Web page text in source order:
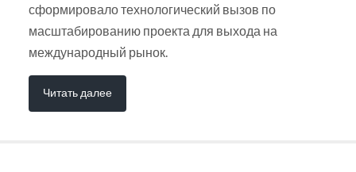
сформировало технологический вызов по
масштабированию проекта для выхода на
международный рынок.
Читать далее